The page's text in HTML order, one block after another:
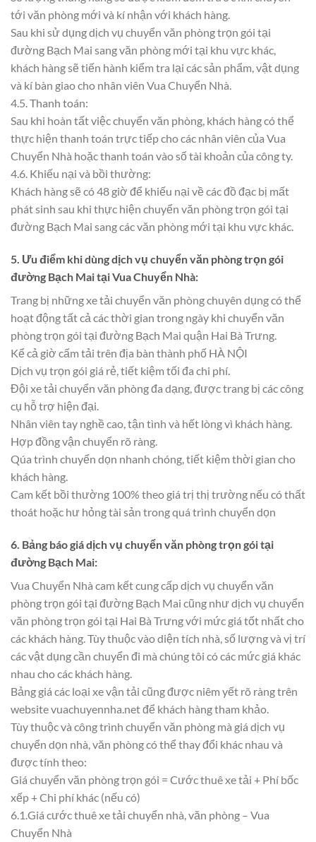
tới văn phòng mới và kí nhận với khách hàng.
Sau khi sử dụng dịch vụ chuyển văn phòng trọn gói tại
đường Bạch Mai sang văn phòng mới tại khu vực khác,
khách hàng sẽ tiến hành kiểm tra lại các sản phẩm, vật dụng
và kí bàn giao cho nhân viên Vua Chuyển Nhà.
4.5. Thanh toán:
Sau khi hoàn tất việc chuyển văn phòng, khách hàng có thể
thực hiện thanh toán trực tiếp cho các nhân viên của Vua
Chuyển Nhà hoặc thanh toán vào số tài khoản của công ty.
4.6. Khiếu nại và bồi thường:
Khách hàng sẽ có 48 giờ để khiếu nại về các đồ đạc bị mất
phát sinh sau khi thực hiện chuyển văn phòng trọn gói tại
đường Bạch Mai sang các văn phòng mới tại khu vực khác.
5. Ưu điểm khi dùng dịch vụ chuyển văn phòng trọn gói
đường Bạch Mai tại Vua Chuyển Nhà:
Trang bị những xe tải chuyển văn phòng chuyên dụng có thể
hoạt động tất cả các thời gian trong ngày khi chuyển văn
phòng trọn gói tại đường Bạch Mai quận Hai Bà Trưng.
Kể cả giờ cấm tải trên địa bàn thành phố HÀ NỘI
Dịch vụ trọn gói giá rẻ, tiết kiệm tối đa chi phí.
Đội xe tải chuyển văn phòng đa dạng, được trang bị các công
cụ hỗ trợ hiện đại.
Nhân viên tay nghề cao, tận tình và hết lòng vì khách hàng.
Hợp đồng vận chuyển rõ ràng.
Qúa trình chuyển dọn nhanh chóng, tiết kiệm thời gian cho
khách hàng.
Cam kết bồi thường 100% theo giá trị thị trường nếu có thất
thoát hoặc hư hỏng tài sản trong quá trình chuyển dọn
6. Bảng báo giá dịch vụ chuyển văn phòng trọn gói tại
đường Bạch Mai:
Vua Chuyển Nhà cam kết cung cấp dịch vụ chuyển văn
phòng trọn gói tại đường Bạch Mai cũng như dịch vụ chuyển
văn phòng trọn gói tại Hai Bà Trưng với mức giá tốt nhất cho
các khách hàng. Tùy thuộc vào diện tích nhà, số lượng và vị trí
các vật dụng cần chuyển đi mà chúng tôi có các mức giá khác
nhau cho các khách hàng.
Bảng giá các loại xe vận tải cũng được niêm yết rõ ràng trên
website vuachuyennha.net để khách hàng tham khảo.
Tùy thuộc và công trình chuyển văn phòng mà giá dịch vụ
chuyển dọn nhà, văn phòng có thể thay đổi khác nhau và
được tính theo:
Giá chuyển văn phòng trọn gói = Cước thuê xe tải + Phí bốc
xếp + Chi phí khác (nếu có)
6.1.Giá cước thuê xe tải chuyển nhà, văn phòng – Vua
Chuyển Nhà